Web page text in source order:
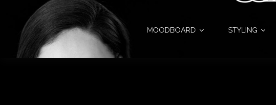
MOODBOARD STYLING